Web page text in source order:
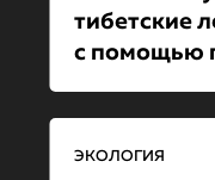
тибетские
с помощью
ЭКОЛОГИЯ